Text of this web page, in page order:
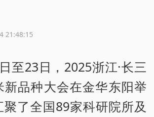
21:48:15
至23日，2025浙江·长三
新品种大会在金华东阳举
了全国89家科研院所及